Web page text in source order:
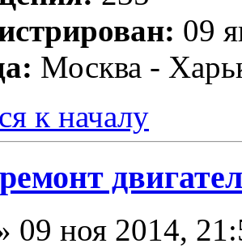
09
Москва -
к началу
09 ноя 2014,